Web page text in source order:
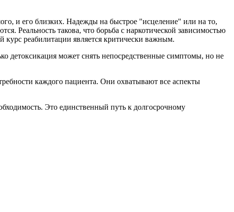
и его близких. Надежды на быстрое "исцеление" или на то,
Реальность такова, что борьба с наркотической зависимостью
реабилитации является критически важным.
детоксикация может снять непосредственные симптомы, но не
каждого пациента. Они охватывают все аспекты
Это единственный путь к долгосрочному